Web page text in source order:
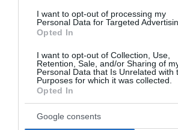
I want to opt-out of processing my
Personal Data for Targeted
Opted In
I want to opt-out of Collection, Use,
Retention, Sale, and/or Sharing of
Personal Data that Is Unrelated with
Purposes for which it was collected.
Opted In
Google consents
πλέον επιτύχει 90% μετάβαση σε
πλέον γεννάμε πληθώρα ωμών
λειτουργίες της εταιρείας,
διαδικασία πιο γρήγορης λήψης
πλήρης μετάβαση σε υποδομές
ολοκληρωθεί τον Μάρτιο του 2025.
κτηριακές υποδομές, κατά 43% έχουν